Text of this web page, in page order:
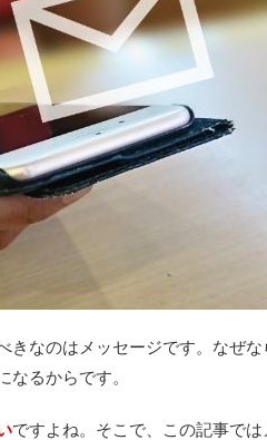
きなのはメッセージです。なぜ
るからです。
ですよね。そこで、この記事では